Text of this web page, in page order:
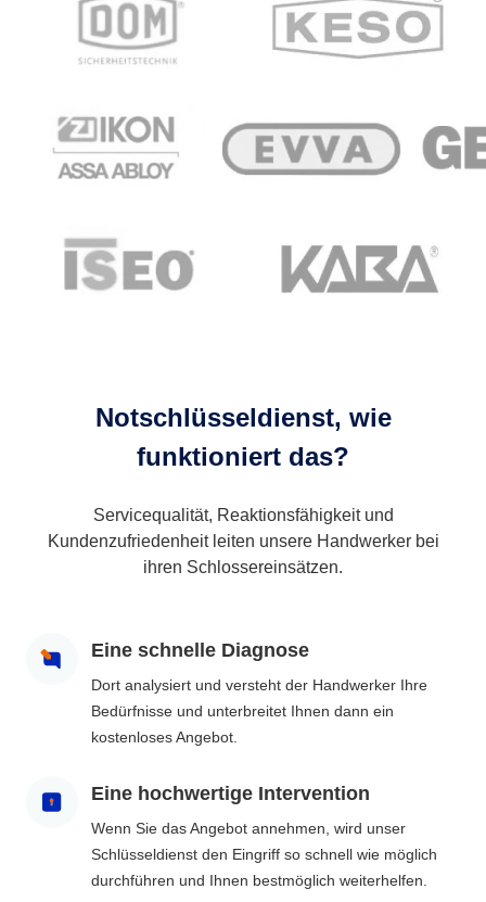
Notschlüsseldienst, wie
funktioniert das?
Servicequalität, Reaktionsfähigkeit und
Kundenzufriedenheit leiten unsere Handwerker bei
ihren Schlossereinsätzen.
Eine schnelle Diagnose
Dort analysiert und versteht der Handwerker Ihre
Bedürfnisse und unterbreitet Ihnen dann ein
kostenloses Angebot.
Eine hochwertige Intervention
Wenn Sie das Angebot annehmen, wird unser
Schlüsseldienst den Eingriff so schnell wie möglich
durchführen und Ihnen bestmöglich weiterhelfen.